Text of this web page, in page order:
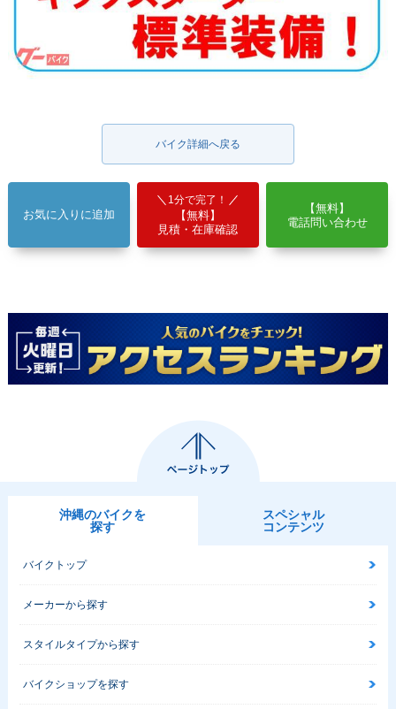
バイク詳細へ戻る
お気に入りに追加
1分で完了！
【無料】
見積・在庫確認
【無料】
電話問い合わせ
沖縄のバイクを
探す
スペシャル
コンテンツ
バイクトップ
メーカーから探す
スタイルタイプから探す
バイクショップを探す